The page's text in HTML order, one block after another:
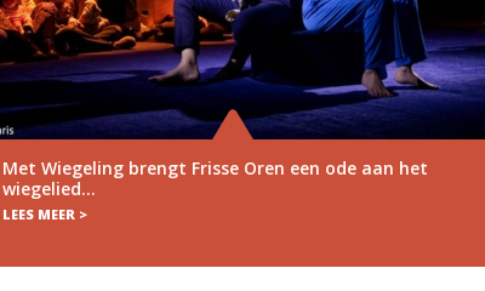
ode aan het
Save the date: Dag van